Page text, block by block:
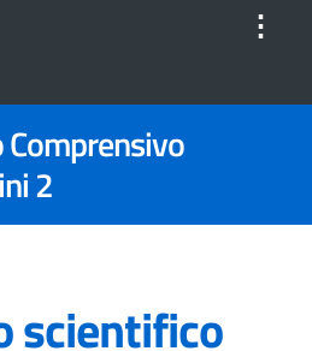
⋮
2
scientifico